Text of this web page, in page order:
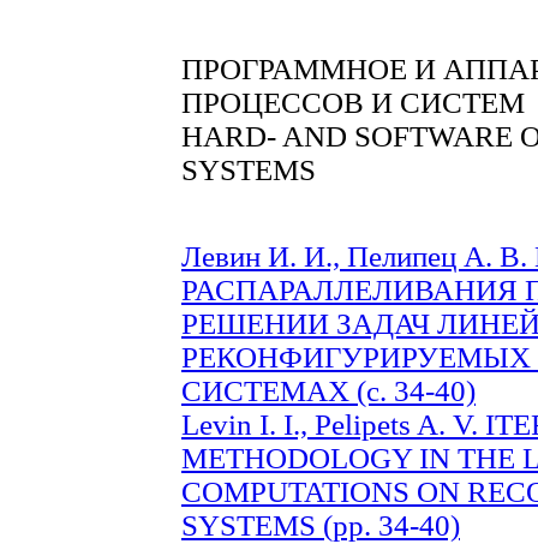
ПРОГРАММНОЕ И
ПРОЦЕССОВ И СИСТЕМ
HARD- AND SOFTWARE
SYSTEMS
Левин И. И., Пелипец А.
РАСПАРАЛЛЕЛИВАНИЯ
РЕШЕНИИ ЗАДАЧ
СИСТЕМАХ (c. 34-40)
Levin I. I., Pelipets A. V.
METHODOLOGY IN THE
COMPUTATIONS ON
SYSTEMS (pp. 34-40)